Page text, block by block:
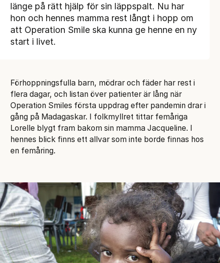
länge på rätt hjälp för sin läppspalt. Nu har
hon och hennes mamma rest långt i hopp om
att Operation Smile ska kunna ge henne en ny
start i livet.
Förhoppningsfulla barn, mödrar och fäder har rest i
flera dagar, och listan över patienter är lång när
Operation Smiles första uppdrag efter pandemin drar i
gång på Madagaskar. I folkmyllret tittar femåriga
Lorelle blygt fram bakom sin mamma Jacqueline. I
hennes blick finns ett allvar som inte borde finnas hos
en femåring.